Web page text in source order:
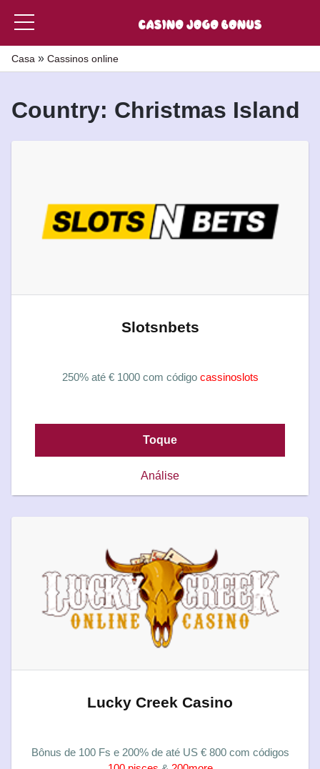
Casa » Cassinos online
Country: Christmas Island
Slotsnbets
250% até € 1000 com código cassinoslots
Toque
Análise
Lucky Creek Casino
Bônus de 100 Fs e 200% de até US € 800 com códigos